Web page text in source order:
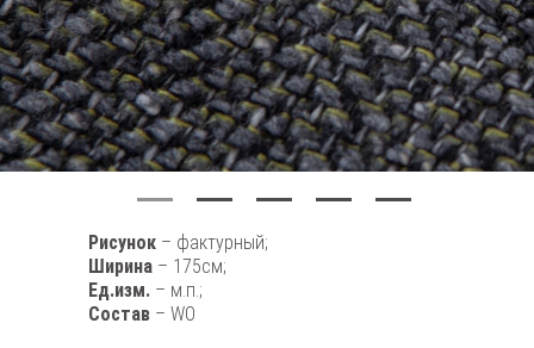
Рисунок – фактурный;
Ширина – 175см;
Ед.изм. – м.п.;
Состав – WO